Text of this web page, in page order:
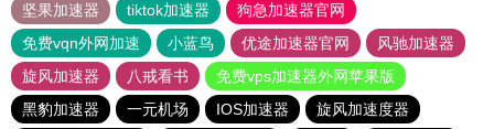
坚果加速器
tiktok加速器
狗急加速器官网
免费vqn外网加速
小蓝鸟 优途加速器官网
风驰加速器
旋风加速器
八戒看书
免费vps加速器外网苹果版
黑豹加速器
一元机场 IOS加速器
旋风加速度器